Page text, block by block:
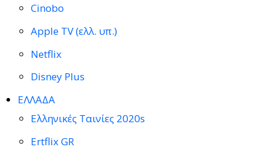
Cinobo
Apple TV (ελλ. υπ.)
Netflix
Disney Plus
ΕΛΛΑΔΑ
Ελληνικές Ταινίες 2020s
Ertflix GR